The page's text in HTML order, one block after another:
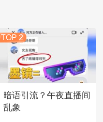
TOP 2
暗语引流？午夜直播间
乱象